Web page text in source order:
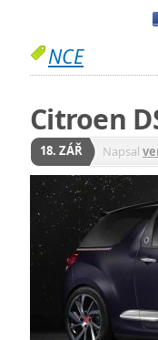
NCE
Citroen
18. ZÁŘ Napsal